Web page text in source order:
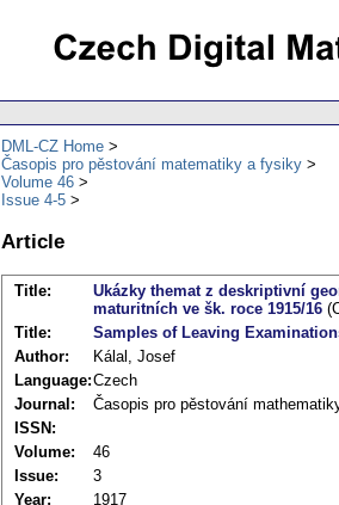
DML-CZ Home
Časopis pro pěstování matematiky a fysiky
Volume 46
Issue 4-5
Article
Title:
Ukázky themat z deskriptivní
maturitních ve šk. roce 1915/16
Title:
Samples of Leaving
Author:
Kálal, Josef
Language:Czech
Journal:
Časopis pro pěstování
ISSN:
Volume:
46
Issue:
3
Year:
1917